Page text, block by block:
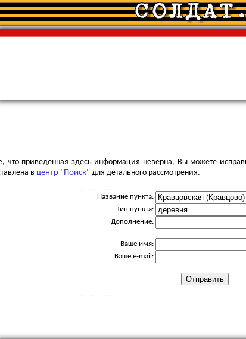
что приведенная здесь информация неверна, Вы можете
в центр "Поиск" для детального рассмотрения.
Название пункта:
Тип пункта:
Дополнение:
Ваше имя:
Ваше e-mail: